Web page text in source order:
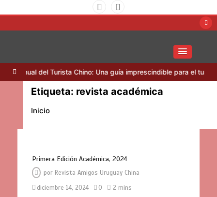
al
contenido
Manual del Turista Chino: Una guía imprescindible para el turismo
Etiqueta: revista académica
Inicio
Primera Edición Académica, 2024
por Revista Amigos Uruguay China
diciembre 14, 2024
0
2 mins